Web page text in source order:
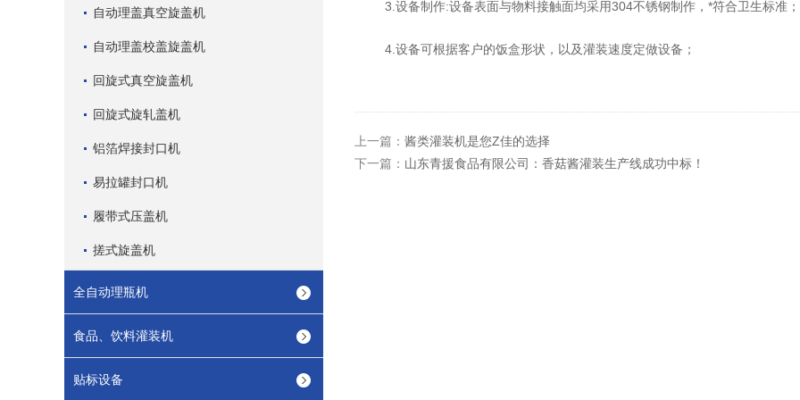
自动理盖真空旋盖机
自动理盖校盖旋盖机
回旋式真空旋盖机
回旋式旋轧盖机
铝箔焊接封口机
易拉罐封口机
履带式压盖机
搓式旋盖机
全自动理瓶机
食品、饮料灌装机
贴标设备
3.设备制作:设备表面与物料接触面均采用304不锈钢制作，*符合卫生标准；
4.设备可根据客户的饭盒形状，以及灌装速度定做设备；
上一篇： 酱类灌装机是您Z佳的选择
下一篇： 山东青援食品有限公司：香菇酱灌装生产线成功中标！